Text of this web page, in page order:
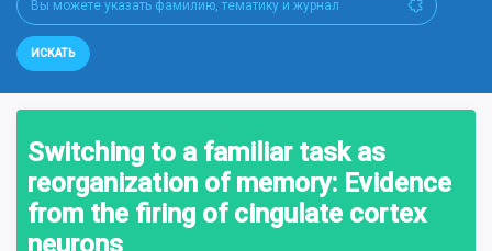
ИСКАТЬ
Switching to a familiar task as
reorganization of memory: Evidence
from the firing of cingulate cortex
neurons